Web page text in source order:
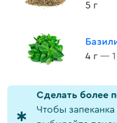
5 г
4 г — 1
Cделать более
Чтобы